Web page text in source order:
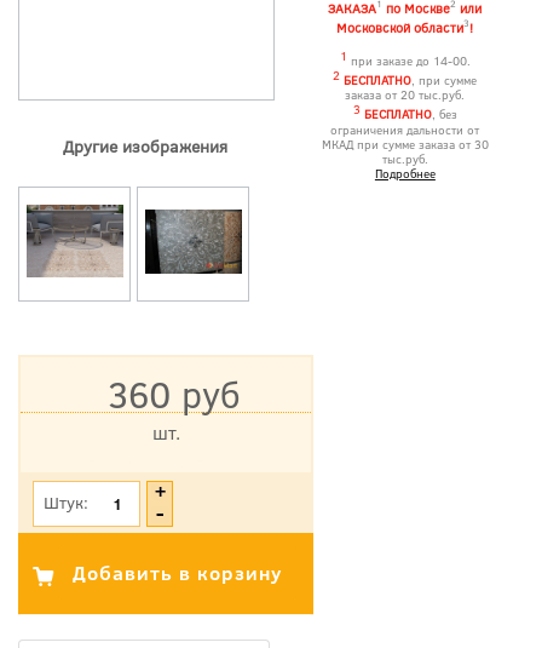
Другие изображения
ЗАКАЗА1 по Москве2 или
Московской области3!
1 при заказе до 14-00.
2 БЕСПЛАТНО, при сумме
заказа от 20 тыс.руб.
3 БЕСПЛАТНО, без
ограничения дальности от
МКАД при сумме заказа от 30
тыс.руб.
Подробнее
360 руб
шт.
Штук: